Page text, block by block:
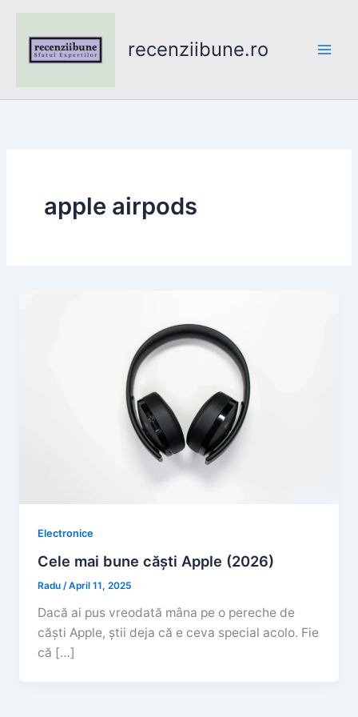
content
recenziibune.ro
apple airpods
Electronice
Cele mai bune căști Apple (2026)
Radu/April 11, 2025
Dacă ai pus vreodată mâna pe o pereche de
căști Apple, știi deja că e ceva special acolo. Fie
că […]